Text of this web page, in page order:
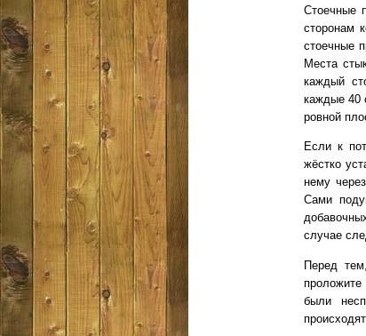
Стоечные
сторонам
стоечные
Места
каждый
каждые 40
ровной
Если к
жёстко
нему
Сами
случае
Перед
проложите
были